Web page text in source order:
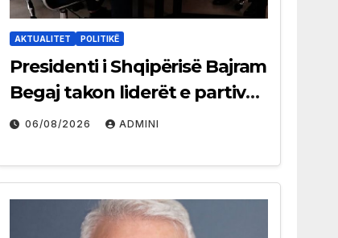
AKTUALITET POLITIKË
Presidenti i Shqipërisë Bajram
Begaj takon liderët e partive
shqiptare në Ulqin
06/08/2026 ADMINI